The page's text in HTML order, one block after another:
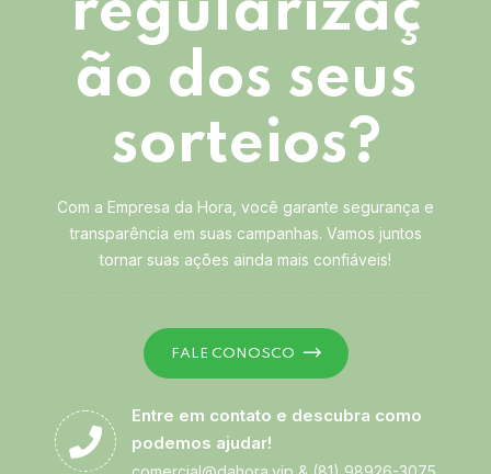
regularizaç
ão dos seus
sorteios?
Com a Empresa da Hora, você garante segurança e
transparência em suas campanhas. Vamos juntos
tornar suas ações ainda mais confiáveis!
FALE CONOSCO
Entre em contato e descubra como
podemos ajudar!